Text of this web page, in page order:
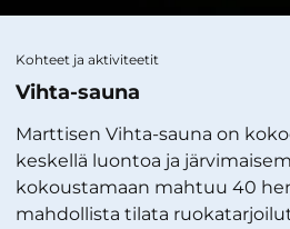
Kohteet ja aktiviteetit
Vihta-sauna
Marttisen Vihta-sauna on
keskellä luontoa ja
kokoustamaan mahtuu 40
mahdollista tilata